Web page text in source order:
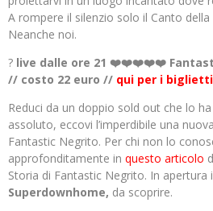
A rompere il silenzio solo il Canto
Neanche noi.
? live dalle ore 21 ❤️❤️❤️❤️❤️
// costo 22 euro // qui per i biglietti
Reduci da un doppio sold out che lo
assoluto, eccovi l’imperdibile una
Fantastic Negrito. Per chi non lo
approfonditamente in questo articolo
Storia di Fantastic Negrito. In apertura
Superdownhome, da scoprire.